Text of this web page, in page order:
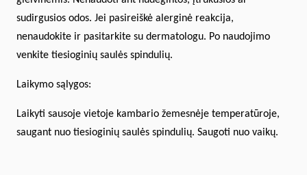
sudirgusios odos. Jei pasireiškė alerginė reakcija,
nenaudokite ir pasitarkite su dermatologu. Po naudojimo
venkite tiesioginių saulės spindulių.
Laikymo sąlygos:
Laikyti sausoje vietoje kambario žemesnėje temperatūroje,
saugant nuo tiesioginių saulės spindulių. Saugoti nuo vaikų.